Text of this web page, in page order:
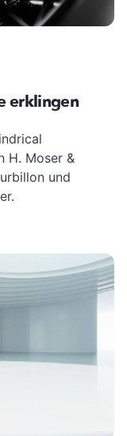
erklingen
H. Moser &
und